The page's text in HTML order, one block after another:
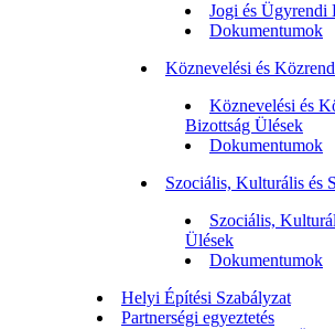
Jogi és Ügyrendi
Dokumentumok
Köznevelési és
Köznevelési és
Bizottság Ülések
Dokumentumok
Szociális, Kulturális és
Szociális,
Ülések
Dokumentumok
Helyi Építési Szabályzat
Partnerségi egyeztetés